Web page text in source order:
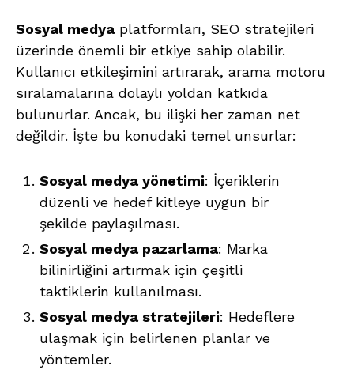
Sosyal medya platformları, SEO stratejileri
üzerinde önemli bir etkiye sahip olabilir.
Kullanıcı etkileşimini artırarak, arama motoru
sıralamalarına dolaylı yoldan katkıda
bulunurlar. Ancak, bu ilişki her zaman net
değildir. İşte bu konudaki temel unsurlar:
Sosyal medya yönetimi: İçeriklerin
düzenli ve hedef kitleye uygun bir
şekilde paylaşılması.
Sosyal medya pazarlama: Marka
bilinirliğini artırmak için çeşitli
taktiklerin kullanılması.
Sosyal medya stratejileri: Hedeflere
ulaşmak için belirlenen planlar ve
yöntemler.